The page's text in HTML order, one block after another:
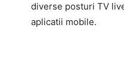
diverse posturi TV
aplicatii mobile.